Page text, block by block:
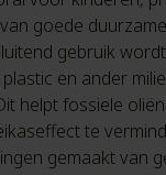
goede
gebruik
en ander
helpt fossiele
te
gemaakt van